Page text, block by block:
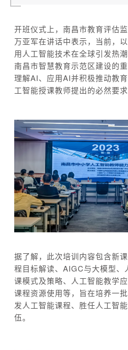
开班仪式上，南昌市教育评估
万亚军在讲话中表示，当前，
用人工智能技术在全球引发热
南昌市智慧教育示范区建设的
理解AI、应用AI并积极推动教
工智能授课教师提出的必然要求
据了解，此次培训内容包含新
程目标解读、AIGC与大模型、
课模式及策略、人工智能教学
课程资源使用等，旨在培养一
发人工智能课程、胜任人工智
伍。